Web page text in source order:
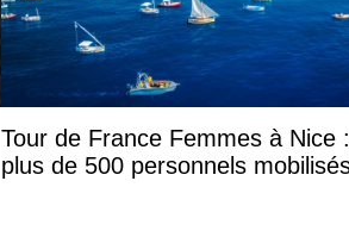
Tour de France Femmes à Nice
plus de 500 personnels